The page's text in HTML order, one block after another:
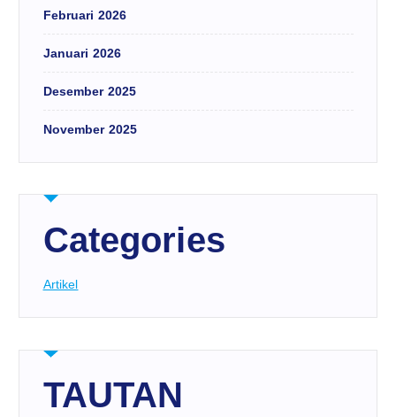
Februari 2026
Januari 2026
Desember 2025
November 2025
Categories
Artikel
TAUTAN